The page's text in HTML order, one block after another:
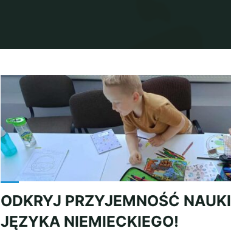
ODKRYJ PRZYJEMNOŚĆ NAUKI
JĘZYKA NIEMIECKIEGO!